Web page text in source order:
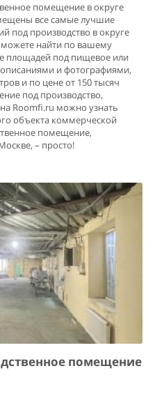
помещение в округе
все самые лучшие
под производство в округе
найти по вашему
площадей под пищевое или
и фотографиями,
и по цене от 150 тысяч
под производство,
Roomfi.ru можно узнать
объекта коммерческой
помещение,
– просто!
помещение